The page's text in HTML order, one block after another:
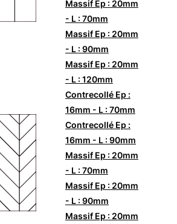
Massif Ep : 20mm
- L : 70mm
Massif Ep : 20mm
- L : 90mm
Massif Ep : 20mm
- L : 120mm
Contrecollé Ep :
16mm - L : 70mm
Contrecollé Ep :
16mm - L : 90mm
Massif Ep : 20mm
- L : 70mm
Massif Ep : 20mm
- L : 90mm
Massif Ep : 20mm